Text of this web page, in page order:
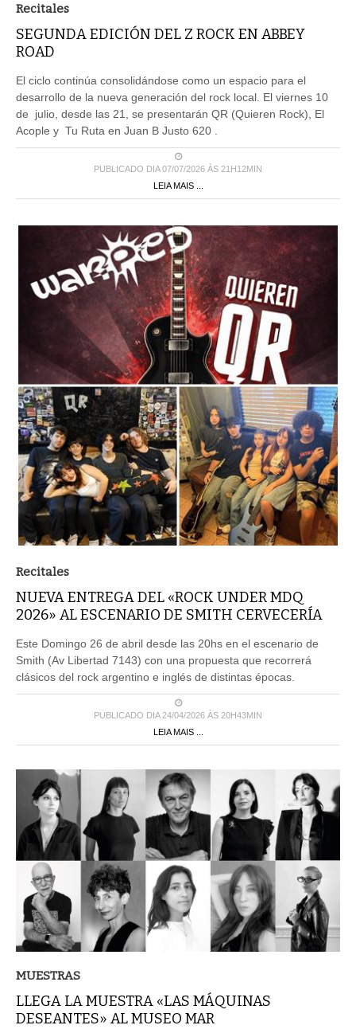
Recitales
SEGUNDA EDICIÓN DEL Z ROCK EN ABBEY
ROAD
El ciclo continúa consolidándose como un espacio para el
desarrollo de la nueva generación del rock local. El viernes 10
de julio, desde las 21, se presentarán QR (Quieren Rock), El
Acople y Tu Ruta en Juan B Justo 620 .
PUBLICADO DIA 07/07/2026 ÀS 21H12MIN
LEIA MAIS ...
Recitales
NUEVA ENTREGA DEL «ROCK UNDER MDQ
2026» AL ESCENARIO DE SMITH CERVECERÍA
Este Domingo 26 de abril desde las 20hs en el escenario de
Smith (Av Libertad 7143) con una propuesta que recorrerá
clásicos del rock argentino e inglés de distintas épocas.
PUBLICADO DIA 24/04/2026 ÀS 20H43MIN
LEIA MAIS ...
MUESTRAS
LLEGA LA MUESTRA «LAS MÁQUINAS
DESEANTES» AL MUSEO MAR